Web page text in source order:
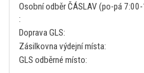
Osobní odběr ČÁSLAV (po-pá
:
Doprava GLS:
Zásilkovna výdejní místa:
GLS odběrné místo: